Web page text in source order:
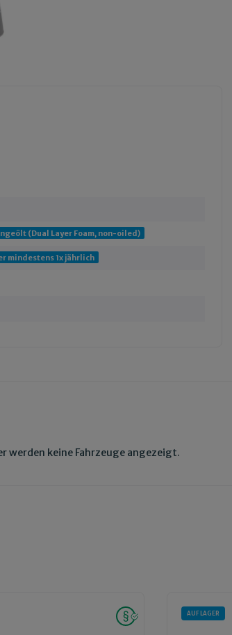
(Dual Layer Foam, non-oiled)
mindestens 1x jährlich
werden keine Fahrzeuge angezeigt.
AUF LAGER